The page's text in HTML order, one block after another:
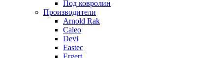
Под ковролин
Производители
Arnold Rak
Caleo
Devi
Eastec
Ergert